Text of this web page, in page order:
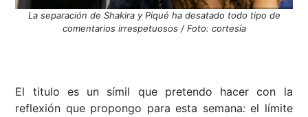
La separación de Shakira y Piqué ha desatado todo tipo de
comentarios irrespetuosos / Foto: cortesía
El titulo es un símil que pretendo hacer con la
reflexión que propongo para esta semana:el límite